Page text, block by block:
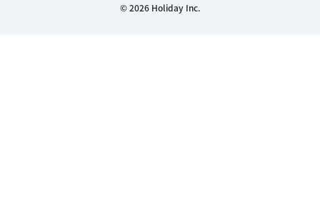
© 2026 Holiday Inc.